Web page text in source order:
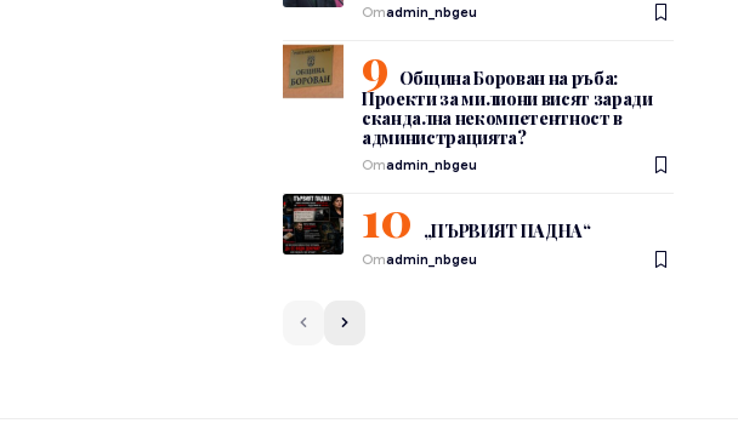
Отadmin_nbgeu
Община Борован на ръба:
Проекти за милиони висят заради
скандална некомпетентност в
администрацията?
Отadmin_nbgeu
„ПЪРВИЯТ ПАДНА“
Отadmin_nbgeu